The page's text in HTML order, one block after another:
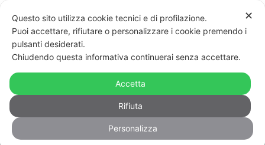
Giornata mondiale contro l’AIDS,
eventi in 7 città con i cori lgbt+
italiani
✕
Questo sito utilizza cookie tecnici e di profilazione.
Puoi accettare, rifiutare o personalizzare i cookie premendo i
pulsanti desiderati.
Chiudendo questa informativa continuerai senza accettare.
Accetta
Rifiuta
Personalizza